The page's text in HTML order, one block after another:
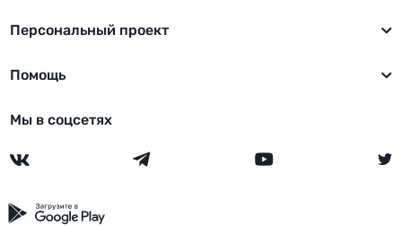
Персональный проект
Помощь
Мы в соцсетях